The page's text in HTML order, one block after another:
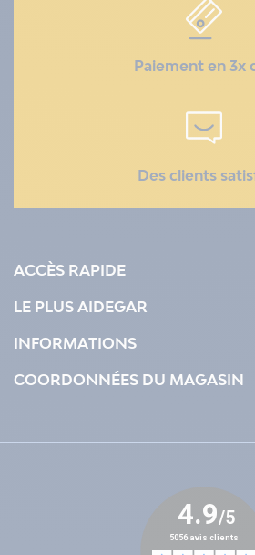
Paiement en 3x
Des clients
ACCÈS RAPIDE
LE PLUS AIDEGAR
INFORMATIONS
COORDONNÉES DU MAGASIN